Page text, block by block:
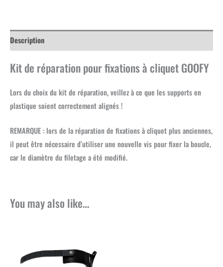
quantity
Description
Kit de réparation pour fixations à cliquet GOOFY
Lors du choix du kit de réparation, veillez à ce que les supports en
plastique soient correctement alignés !
REMARQUE : lors de la réparation de fixations à cliquet plus anciennes,
il peut être nécessaire d’utiliser une nouvelle vis pour fixer la boucle,
car le diamètre du filetage a été modifié.
You may also like…